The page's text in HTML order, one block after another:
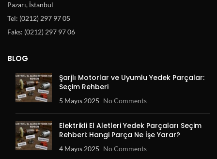
Pazarı, İstanbul
Tel: (0212) 297 97 05
Faks: (0212) 297 97 06
BLOG
Şarjlı Motorlar ve Uyumlu Yedek Parçalar:
Seçim Rehberi
5 Mayıs 2025 No Comments
Elektrikli El Aletleri Yedek Parçaları Seçim
Rehberi: Hangi Parça Ne İşe Yarar?
4 Mayıs 2025 No Comments